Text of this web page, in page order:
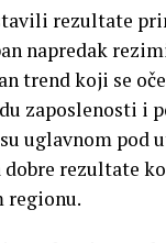
rezultate
napredak
trend koji se
zaposlenosti i
uglavnom pod
rezultate
regionu.